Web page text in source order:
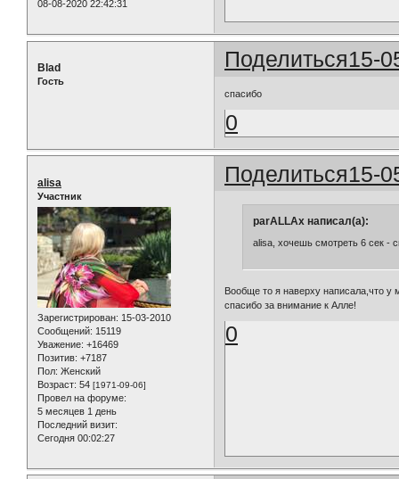
08-08-2020 22:42:31
Поделиться15-
Blad
Гость
спасибо
0
Поделиться15-
alisa
Участник
Зарегистрирован: 15-03-2010
Сообщений: 15119
Уважение: +16469
Позитив: +7187
Пол: Женский
Возраст: 54 [1971-09-06]
Провел на форуме:
5 месяцев 1 день
Последний визит:
Сегодня 00:02:27
parALLAx написал(а):
alisa, хочешь смотреть 6 сек -
Вообще то я наверху написала,что
спасибо за внимание к Алле!
0